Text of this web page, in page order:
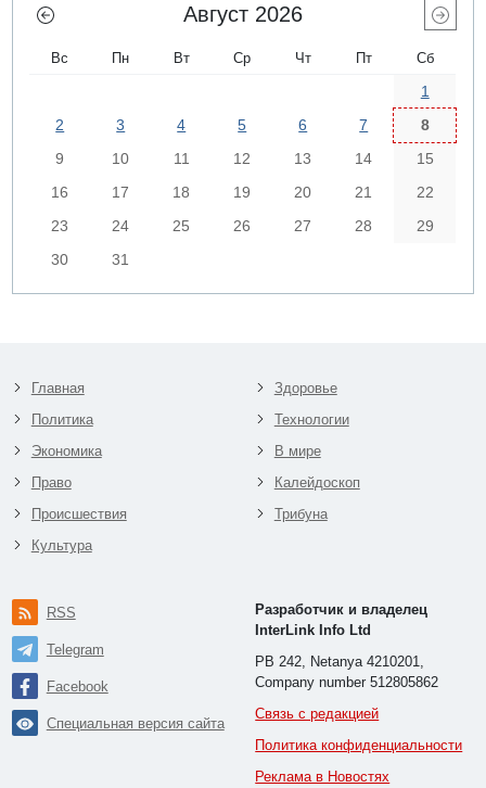
Август 2026
Вс Пн Вт Ср Чт Пт Сб
1
2
3 4 5 6 7
8
9
10 11 12 13 14
15
16
17 18 19 20 21
22
23
24 25 26 27 28
29
30
31
Главная
Политика
Экономика
Право
Происшествия
Культура
Здоровье
Технологии
В мире
Калейдоскоп
Трибуна
RSS
Telegram
Facebook
Специальная версия сайта
Разработчик и владелец
InterLink Info Ltd
PB 242, Netanya 4210201,
Company number 512805862
Связь с редакцией
Политика конфиденциальности
Реклама в Новостях